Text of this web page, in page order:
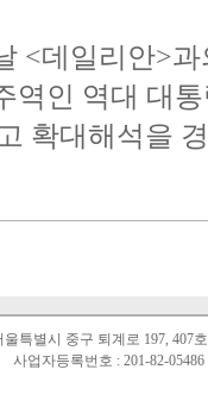
<데일리안>
역인 역대 대
확대해석을
울특별시 중구 퇴계로 197,
사업자등록번호 : 201-82-